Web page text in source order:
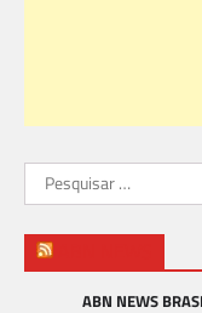
Pesquisar
por:
ABN NEWS